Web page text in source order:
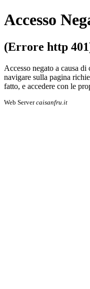
Accesso
(Errore http
Accesso negato a causa
navigare sulla pa­gi­na
fatto, e accedere con le
Web Servercaisanfru.it